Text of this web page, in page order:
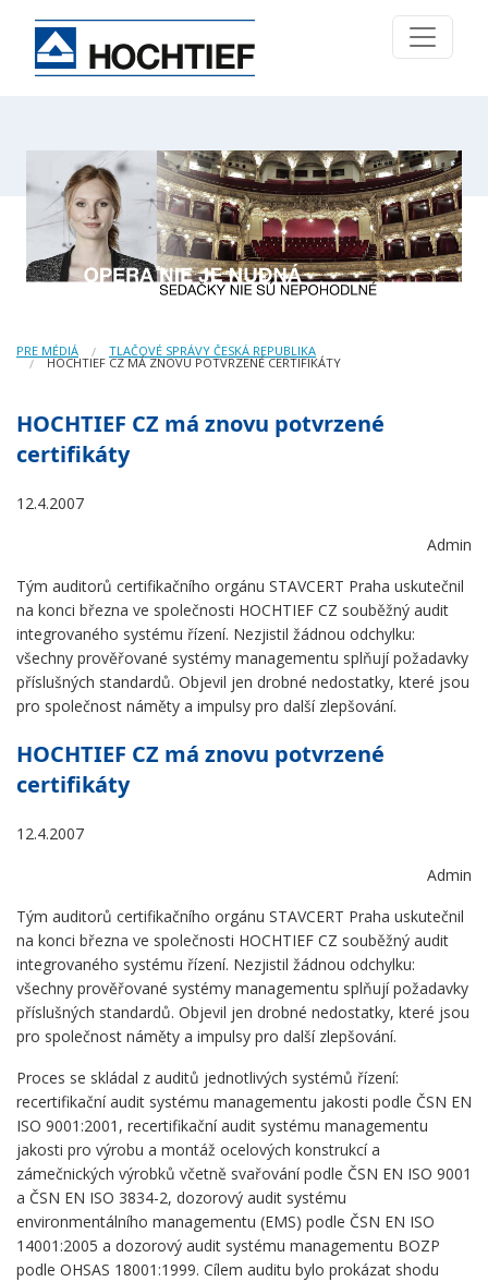
PRE MÉDIÁ TLAČOVÉ SPRÁVY ČESKÁ REPUBLIKA
HOCHTIEF CZ MÁ ZNOVU POTVRZENÉ CERTIFIKÁTY
HOCHTIEF CZ má znovu potvrzené
certifikáty
12.4.2007
Admin
Tým auditorů certifikačního orgánu STAVCERT Praha uskutečnil
na konci března ve společnosti HOCHTIEF CZ souběžný audit
integrovaného systému řízení. Nezjistil žádnou odchylku:
všechny prověřované systémy managementu splňují požadavky
příslušných standardů. Objevil jen drobné nedostatky, které jsou
pro společnost náměty a impulsy pro další zlepšování.
HOCHTIEF CZ má znovu potvrzené
certifikáty
12.4.2007
Admin
Tým auditorů certifikačního orgánu STAVCERT Praha uskutečnil
na konci března ve společnosti HOCHTIEF CZ souběžný audit
integrovaného systému řízení. Nezjistil žádnou odchylku:
všechny prověřované systémy managementu splňují požadavky
příslušných standardů. Objevil jen drobné nedostatky, které jsou
pro společnost náměty a impulsy pro další zlepšování.
Proces se skládal z auditů jednotlivých systémů řízení:
recertifikační audit systému managementu jakosti podle ČSN EN
ISO 9001:2001, recertifikační audit systému managementu
jakosti pro výrobu a montáž ocelových konstrukcí a
zámečnických výrobků včetně svařování podle ČSN EN ISO 9001
a ČSN EN ISO 3834-2, dozorový audit systému
environmentálního managementu (EMS) podle ČSN EN ISO
14001:2005 a dozorový audit systému managementu BOZP
podle OHSAS 18001:1999. Cílem auditu bylo prokázat shodu